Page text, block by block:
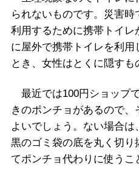
られないものです。災害時
利用するために携帯トイレ
に屋外で携帯トイレを利
とき、女性はとくに隠すも
最近では100円ショップ
きのポンチョがあるので
よいでしょう。ない場合
黒のゴミ袋の底を丸く切り
てポンチョ代わりに使うこ